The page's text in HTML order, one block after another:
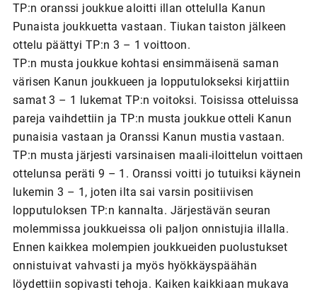
TP:n oranssi joukkue aloitti illan ottelulla Kanun
Punaista joukkuetta vastaan. Tiukan taiston jälkeen
ottelu päättyi TP:n 3 – 1 voittoon.
TP:n musta joukkue kohtasi ensimmäisenä saman
värisen Kanun joukkueen ja lopputulokseksi kirjattiin
samat 3 – 1 lukemat TP:n voitoksi. Toisissa otteluissa
pareja vaihdettiin ja TP:n musta joukkue otteli Kanun
punaisia vastaan ja Oranssi Kanun mustia vastaan.
TP:n musta järjesti varsinaisen maali-iloittelun voittaen
ottelunsa peräti 9 – 1. Oranssi voitti jo tutuiksi käynein
lukemin 3 – 1, joten ilta sai varsin positiivisen
lopputuloksen TP:n kannalta. Järjestävän seuran
molemmissa joukkueissa oli paljon onnistujia illalla.
Ennen kaikkea molempien joukkueiden puolustukset
onnistuivat vahvasti ja myös hyökkäyspäähän
löydettiin sopivasti tehoja. Kaiken kaikkiaan mukava